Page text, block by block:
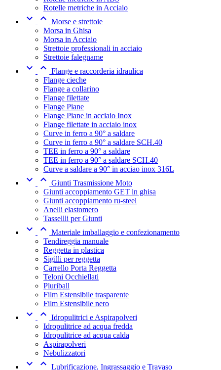
Rotelle metriche in Acciaio
  Morse e strettoie
Morsa in Ghisa
Morsa in Acciaio
Strettoie professionali in acciaio
Strettoie falegname
  Flange e raccorderia idraulica
Flange cieche
Flange a collarino
Flange filettate
Flange Piane
Flange Piane in acciaio Inox
Flange filettate in acciaio inox
Curve in ferro a 90° a saldare
Curve in ferro a 90° a saldare SCH.40
TEE in ferro a 90° a saldare
TEE in ferro a 90° a saldare SCH.40
Curve a saldare a 90° in acciao inox 316L
  Giunti Trasmissione Moto
Giunti accoppiamento GET in ghisa
Giunti accoppiamento ru-steel
Anelli elastomero
Tassellli per Giunti
  Materiale imballaggio e confezionamento
Tendireggia manuale
Reggetta in plastica
Sigilli per reggetta
Carrello Porta Reggetta
Teloni Occhiellati
Pluriball
Film Estensibile trasparente
Film Estensibile nero
  Idropulitrici e Aspirapolveri
Idropulitrice ad acqua fredda
Idropulitrice ad acqua calda
Aspirapolveri
Nebulizzatori
  Lubrificazione, Ingrassaggio e Travaso